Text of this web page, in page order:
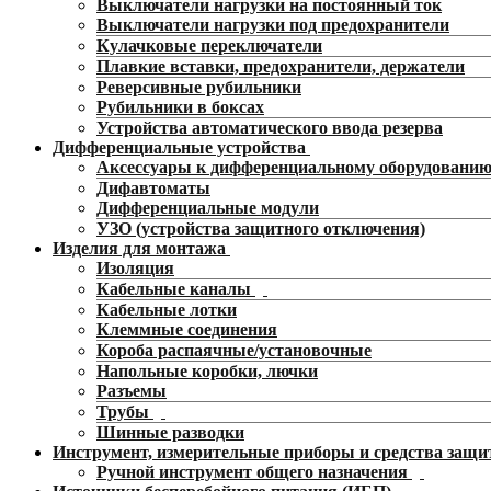
Выключатели нагрузки на постоянный ток
Выключатели нагрузки под предохранители
Кулачковые переключатели
Плавкие вставки, предохранители, держатели
Реверсивные рубильники
Рубильники в боксах
Устройства автоматического ввода резерва
Дифференциальные устройства
Аксессуары к дифференциальному оборудованию
Дифавтоматы
Дифференциальные модули
УЗО (устройства защитного отключения)
Изделия для монтажа
Изоляция
Кабельные каналы
Кабельные лотки
Клеммные соединения
Короба распаячные/установочные
Напольные коробки, лючки
Разъемы
Трубы
Шинные разводки
Инструмент, измерительные приборы и средства
Ручной инструмент общего назначения